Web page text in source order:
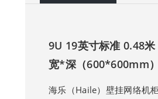
9U 19英寸标准 0.48米
宽*深（600*600mm）
海乐（Haile）壁挂网络机